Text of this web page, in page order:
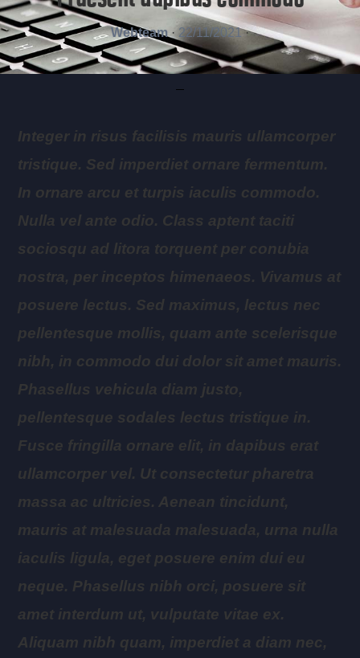
Webteam · 22/11/2021·
Integer in risus facilisis mauris ullamcorper
tristique. Sed imperdiet ornare fermentum.
In ornare arcu et turpis iaculis commodo.
Nulla vel ante odio. Class aptent taciti
sociosqu ad litora torquent per conubia
nostra, per inceptos himenaeos. Vivamus at
posuere lectus. Sed maximus, lectus nec
pellentesque mollis, quam ante scelerisque
nibh, in commodo dui dolor sit amet mauris.
Phasellus vehicula diam justo,
pellentesque sodales lectus tristique in.
Fusce fringilla ornare elit, in dapibus erat
ullamcorper vel. Ut consectetur pharetra
massa ac ultricies. Aenean tincidunt,
mauris at malesuada malesuada, urna nulla
iaculis ligula, eget posuere enim dui eu
neque. Phasellus nibh orci, posuere sit
amet interdum ut, vulputate vitae ex.
Aliquam nibh quam, imperdiet a diam nec,